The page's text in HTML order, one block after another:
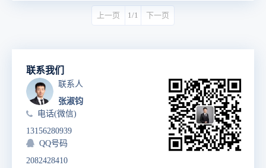
上一页 1/1 下一页
联系我们
联系人
张淑钧
电话(微信)
13156280939
QQ号码
2082428410